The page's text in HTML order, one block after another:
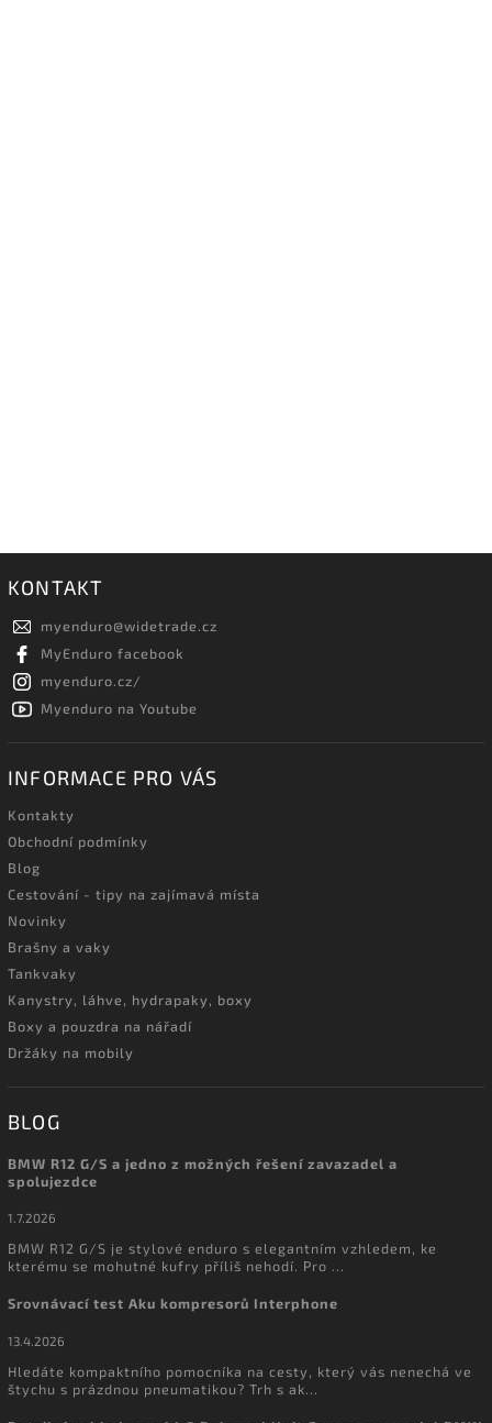
KONTAKT
myenduro@widetrade.cz
MyEnduro facebook
myenduro.cz/
Myenduro na Youtube
INFORMACE PRO VÁS
Kontakty
Obchodní podmínky
Blog
Cestování - tipy na zajímavá místa
Novinky
Brašny a vaky
Tankvaky
Kanystry, láhve, hydrapaky, boxy
Boxy a pouzdra na nářadí
Držáky na mobily
BLOG
BMW R12 G/S a jedno z možných řešení zavazadel a
spolujezdce
1.7.2026
BMW R12 G/S je stylové enduro s elegantním vzhledem, ke
kterému se mohutné kufry příliš nehodí. Pro ...
Srovnávací test Aku kompresorů Interphone
13.4.2026
Hledáte kompaktního pomocníka na cesty, který vás nenechá ve
štychu s prázdnou pneumatikou? Trh s ak...